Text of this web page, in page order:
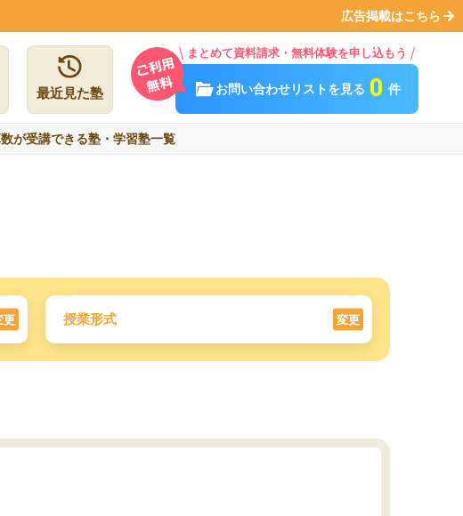
広告掲載はこちら
最近見た塾
まとめて資料請求・無料体験を申し込もう
お問い合わせリストを見る 0 件
が受講できる塾・学習塾一覧
更 授業形式 変更